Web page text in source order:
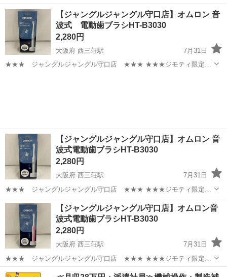
ルケア …
北海道 札幌市 南平岸駅 電動歯ブラシ
【ジャングルジャングル守口店】オムロン 音
波式 電動歯ブラシHT-B3030
2,280円
大阪府 西三荘駅
7月31日
★★★ ジャングルジャングル守口店 ★★★ ★★★ジモティ限定始
【ジャングルジャングル守口店】オムロン 音
波式電動歯ブラシHT-B3030
2,280円
大阪府 西三荘駅
7月31日
★★★ ジャングルジャングル守口店 ★★★ ★★★ジモティ限定始
めました！★★★ 引っ越しでおなじみの サカイ引越センターのリサイ
クルショップ ”ジャングルジャングル守口店”です。 住所：大阪府守...
大阪 守口市 西三荘駅 ジャングル
【ジャングルジャングル守口店】オムロン音
波式電動歯ブラシHT-B3030
2,280円
大阪府 西三荘駅
7月31日
★★★ ジャングルジャングル守口店 ★★★ ★★★ジモティ限定始
めました！★★★ 引っ越しでおなじみの サカイ引越センターのリサイ
大阪 守口市 西三荘駅 その他 ジャングル